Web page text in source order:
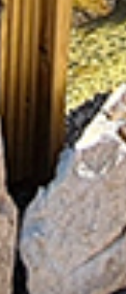
Petites et